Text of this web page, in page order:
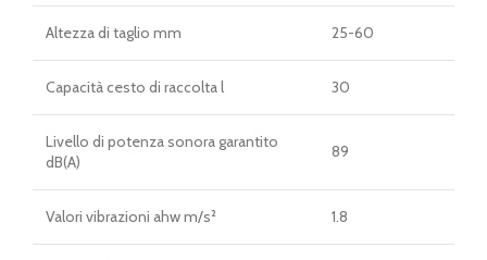
Altezza di taglio mm 25-60
Capacità cesto di raccolta l 30
Livello di potenza sonora garantito
dB(A)
89
Valori vibrazioni ahw m/s² 1.8